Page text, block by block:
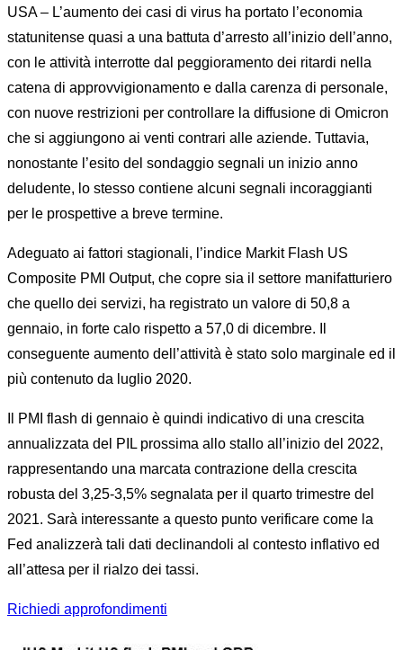
USA – L’aumento dei casi di virus ha portato l’economia
statunitense quasi a una battuta d’arresto all’inizio dell’anno,
con le attività interrotte dal peggioramento dei ritardi nella
catena di approvvigionamento e dalla carenza di personale,
con nuove restrizioni per controllare la diffusione di Omicron
che si aggiungono ai venti contrari alle aziende. Tuttavia,
nonostante l’esito del sondaggio segnali un inizio anno
deludente, lo stesso contiene alcuni segnali incoraggianti
per le prospettive a breve termine.
Adeguato ai fattori stagionali, l’indice Markit Flash US
Composite PMI Output, che copre sia il settore manifatturiero
che quello dei servizi, ha registrato un valore di 50,8 a
gennaio, in forte calo rispetto a 57,0 di dicembre. Il
conseguente aumento dell’attività è stato solo marginale ed il
più contenuto da luglio 2020.
Il PMI flash di gennaio è quindi indicativo di una crescita
annualizzata del PIL prossima allo stallo all’inizio del 2022,
rappresentando una marcata contrazione della crescita
robusta del 3,25-3,5% segnalata per il quarto trimestre del
2021. Sarà interessante a questo punto verificare come la
Fed analizzerà tali dati declinandoli al contesto inflativo ed
all’attesa per il rialzo dei tassi.
Richiedi approfondimenti